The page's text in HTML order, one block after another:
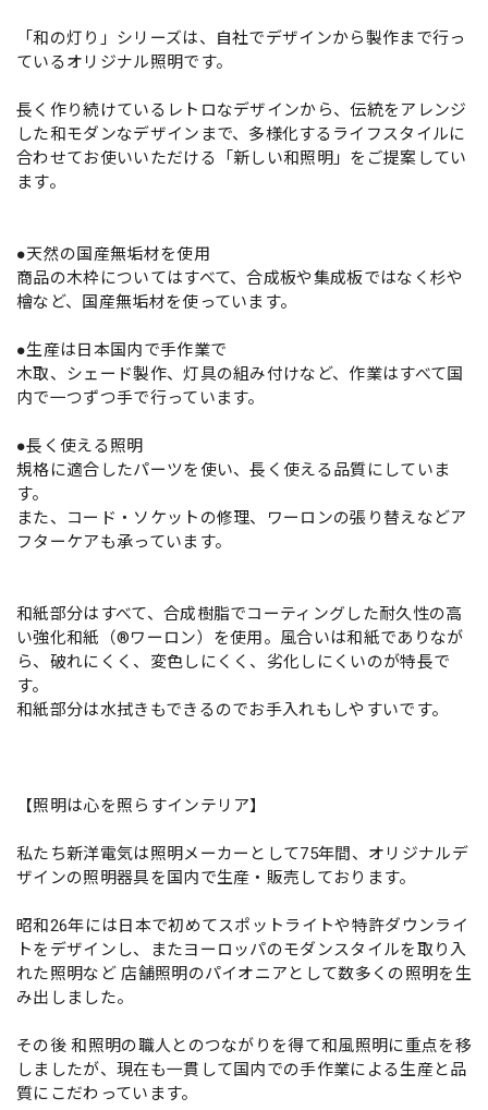
「和の灯り」シリーズは、自社でデザインから製作まで行っ
ているオリジナル照明です。
長く作り続けているレトロなデザインから、伝統をアレンジ
した和モダンなデザインまで、多様化するライフスタイルに
合わせてお使いいただける「新しい和照明」をご提案してい
ます。
●天然の国産無垢材を使用
商品の木枠についてはすべて、合成板や集成板ではなく杉や
檜など、国産無垢材を使っています。
●生産は日本国内で手作業で
木取、シェード製作、灯具の組み付けなど、作業はすべて国
内で一つずつ手で行っています。
●長く使える照明
規格に適合したパーツを使い、長く使える品質にしていま
す。
また、コード・ソケットの修理、ワーロンの張り替えなどア
フターケアも承っています。
和紙部分はすべて、合成樹脂でコーティングした耐久性の高
い強化和紙（®ワーロン）を使用。風合いは和紙でありなが
ら、破れにくく、変色しにくく、劣化しにくいのが特長で
す。
和紙部分は水拭きもできるのでお手入れもしやすいです。
【照明は心を照らすインテリア】
私たち新洋電気は照明メーカーとして75年間、オリジナルデ
ザインの照明器具を国内で生産・販売しております。
昭和26年には日本で初めてスポットライトや特許ダウンライ
トをデザインし、またヨーロッパのモダンスタイルを取り入
れた照明など 店舗照明のパイオニアとして数多くの照明を生
み出しました。
その後 和照明の職人とのつながりを得て和風照明に重点を移
しましたが、現在も一貫して国内での手作業による生産と品
質にこだわっています。